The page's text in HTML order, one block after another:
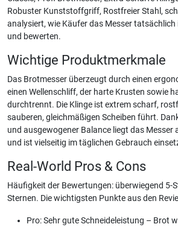
Robuster Kunststoffgriff, Rostfreier Stahl,
analysiert, wie Käufer das Messer tatsächlich
und bewerten.
Wichtige Produktmerkmale
Das Brotmesser überzeugt durch einen
einen Wellenschliff, der harte Krusten sowie
durchtrennt. Die Klinge ist extrem scharf,
sauberen, gleichmäßigen Scheiben führt.
und ausgewogener Balance liegt das Messer
und ist vielseitig im täglichen Gebrauch
Real-World Pros & Cons
Häufigkeit der Bewertungen: überwiegend 5-
Sternen. Die wichtigsten Punkte aus den
Pro: Sehr gute Schneideleistung – Brot